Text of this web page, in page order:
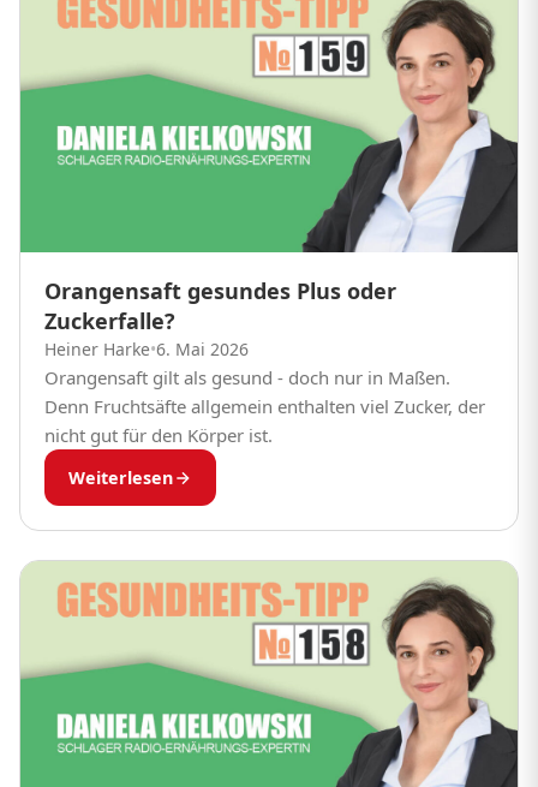
Orangensaft gesundes Plus oder
Zuckerfalle?
Heiner Harke•6. Mai 2026
Orangensaft gilt als gesund - doch nur in Maßen.
Denn Fruchtsäfte allgemein enthalten viel Zucker, der
nicht gut für den Körper ist.
Weiterlesen